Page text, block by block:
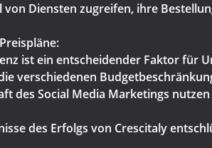
von Diensten zugreifen, ihre
ist ein entscheidender Faktor für
verschiedenen
des Social Media Marketings
des Erfolgs von Crescitaly